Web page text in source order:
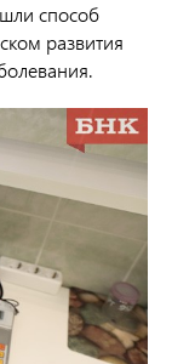
способ
развития